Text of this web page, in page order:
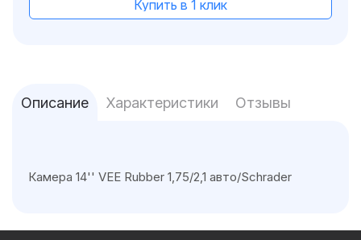
Купить в 1 клик
Описание Характеристики Отзывы
Камера 14'' VEE Rubber 1,75/2,1 авто/Schrader